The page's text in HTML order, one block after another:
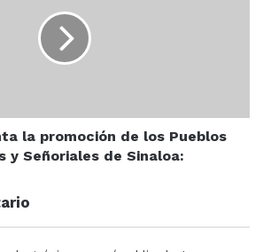
la promoción de los Pueblos
y Señoriales de Sinaloa: